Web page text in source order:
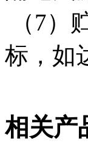
（7）
标，如
相关产